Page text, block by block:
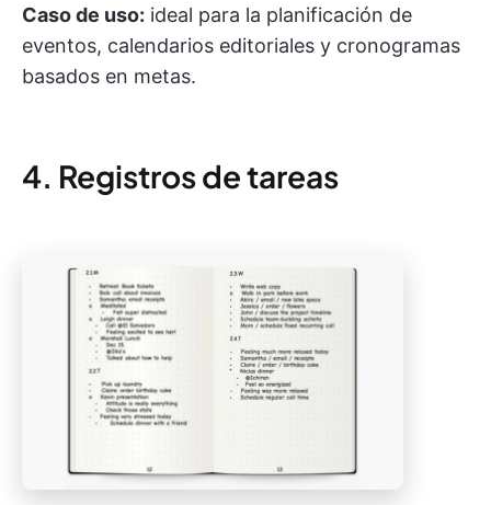
Caso de uso: ideal para la planificación de
eventos, calendarios editoriales y cronogramas
basados en metas.
4. Registros de tareas